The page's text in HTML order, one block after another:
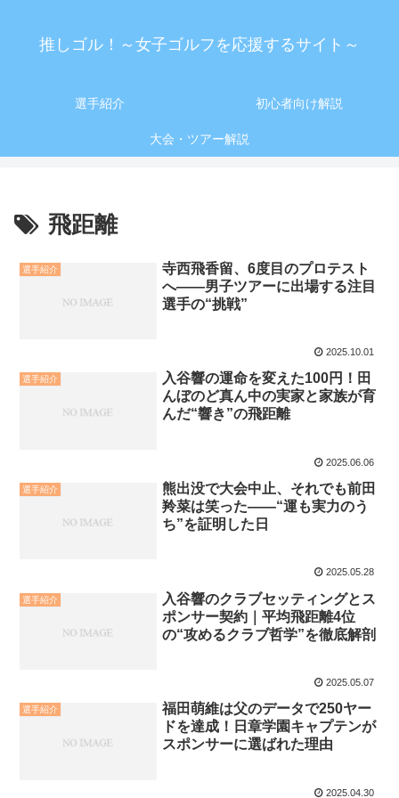
推しゴル！～女子ゴルフを応援するサイト～
選手紹介 初心者向け解説
大会・ツアー解説
飛距離
選手紹介
寺西飛香留、6度目のプロテスト
へ——男子ツアーに出場する注目
選手の“挑戦”
2025.10.01
選手紹介
入谷響の運命を変えた100円！田
んぼのど真ん中の実家と家族が育
んだ“響き”の飛距離
2025.06.06
選手紹介
熊出没で大会中止、それでも前田
羚菜は笑った——“運も実力のう
ち”を証明した日
2025.05.28
選手紹介
入谷響のクラブセッティングとス
ポンサー契約｜平均飛距離4位
の“攻めるクラブ哲学”を徹底解剖
2025.05.07
選手紹介
福田萌維は父のデータで250ヤー
ドを達成！日章学園キャプテンが
スポンサーに選ばれた理由
2025.04.30